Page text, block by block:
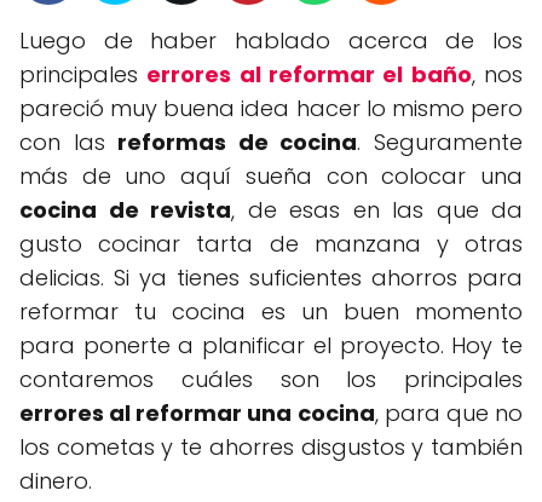
Luego de haber hablado acerca de los
principales errores al reformar el baño, nos
pareció muy buena idea hacer lo mismo pero
con las reformas de cocina. Seguramente
más de uno aquí sueña con colocar una
cocina de revista, de esas en las que da
gusto cocinar tarta de manzana y otras
delicias. Si ya tienes suficientes ahorros para
reformar tu cocina es un buen momento
para ponerte a planificar el proyecto. Hoy te
contaremos cuáles son los principales
errores al reformar una cocina, para que no
los cometas y te ahorres disgustos y también
dinero.